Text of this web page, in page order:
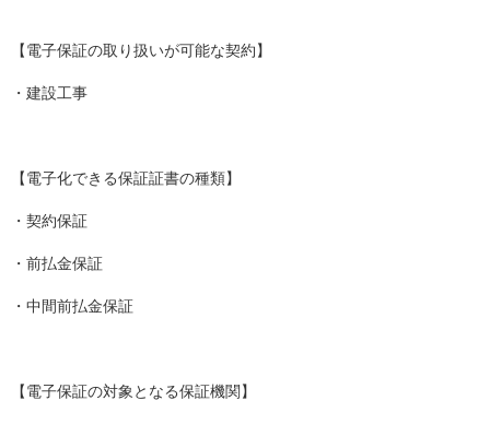
【電子保証の取り扱いが可能な契約】
・建設工事
【電子化できる保証証書の種類】
・契約保証
・前払金保証
・中間前払金保証
【電子保証の対象となる保証機関】